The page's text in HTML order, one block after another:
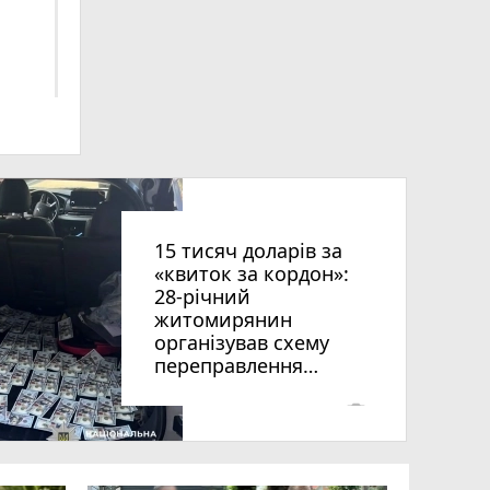
15 тисяч доларів за
«квиток за кордон»:
28-річний
житомирянин
організував схему
переправлення
віку за межі країни
photo_camera